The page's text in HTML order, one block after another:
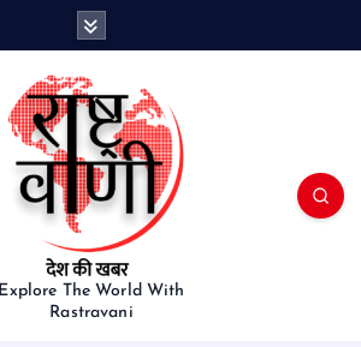
Explore The World With
Rastravani